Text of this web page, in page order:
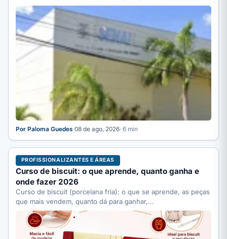
Por Paloma Guedes·08 de ago, 2026· 6 min
PROFISSIONALIZANTES E ÁREAS
Curso de biscuit: o que aprende, quanto ganha e
onde fazer 2026
Curso de biscuit (porcelana fria): o que se aprende, as peças
que mais vendem, quanto dá para ganhar,…